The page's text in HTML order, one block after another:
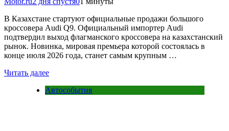
В Казахстане стартуют официальные продажи большого
кроссовера Audi Q9. Официальный импортер Audi
подтвердил выход флагманского кроссовера на казахстанский
рынок. Новинка, мировая премьера которой состоялась в
конце июля 2026 года, станет самым крупным …
Читать далее
Автособытия